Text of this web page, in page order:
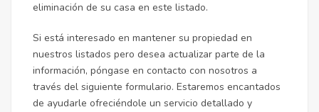
eliminación de su casa en este listado.
Si está interesado en mantener su propiedad en
nuestros listados pero desea actualizar parte de la
información, póngase en contacto con nosotros a
través del siguiente formulario. Estaremos encantados
de ayudarle ofreciéndole un servicio detallado y